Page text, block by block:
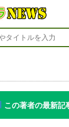
この著者の最新記